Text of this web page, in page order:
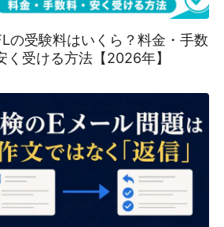
の受験料はいくら？料金・手数
く受ける方法【2026年】